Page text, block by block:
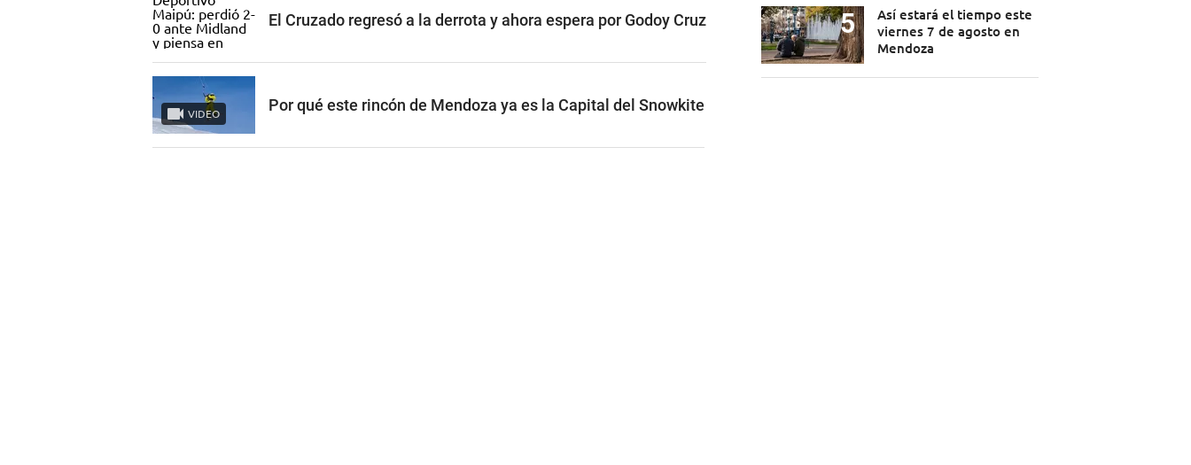
El Cruzado regresó a la derrota y ahora espera por Godoy Cruz
VIDEO Por qué este rincón de Mendoza ya es la Capital del Snowkite
Así estará el tiempo este
viernes 7 de agosto en
Mendoza